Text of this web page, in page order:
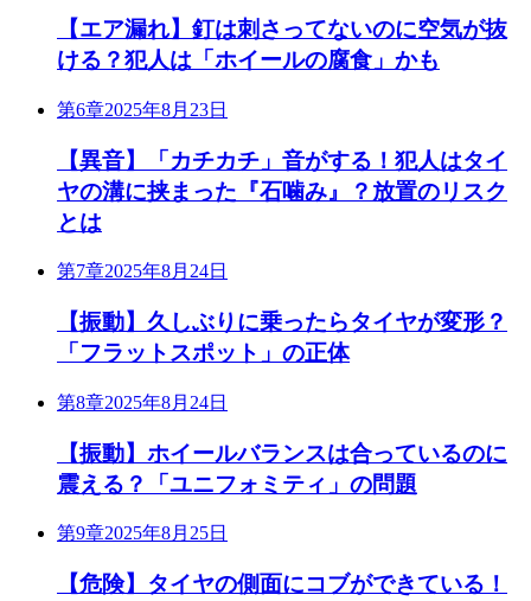
【エア漏れ】釘は刺さってないのに空気が抜
ける？犯人は「ホイールの腐食」かも
第6章2025年8月23日
【異音】「カチカチ」音がする！犯人はタイ
ヤの溝に挟まった『石噛み』？放置のリスク
とは
第7章2025年8月24日
【振動】久しぶりに乗ったらタイヤが変形？
「フラットスポット」の正体
第8章2025年8月24日
【振動】ホイールバランスは合っているのに
震える？「ユニフォミティ」の問題
第9章2025年8月25日
【危険】タイヤの側面にコブができている！